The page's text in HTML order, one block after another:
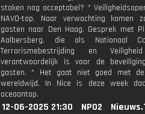
staken nog acceptabel? *
NAVO-top. Naar verwachting komen
gasten naar Den Haag. Gesprek met
Aalbersberg, die als Nationaal
Terrorismebestrijding en
verantwoordelijk is voor de
gasten. * Het gaat niet goed met de
wereldwijd. In Nice is deze week
oceaantop.
12-06-2025 21:30 NPO2